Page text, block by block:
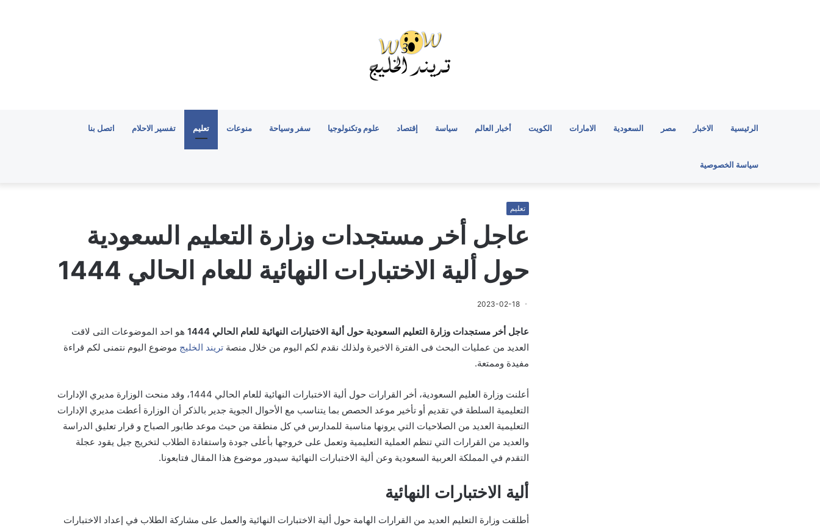
الرئيسية الاخبار مصر السعودية الامارات الكويت أخبار العالم سياسة إقتصاد علوم وتكنولوجيا سفر وسياحة منوعات تعليم تفسير الاحلام اتصل بنا
سياسة الخصوصية
تعليم
عاجل أخر مستجدات وزارة التعليم السعودية
حول ألية الاختبارات النهائية للعام الحالي 1444
2023-02-18
عاجل أخر مستجدات وزارة التعليم السعودية حول ألية الاختبارات النهائية للعام الحالي 1444
هو احد الموضوعات التى لاقت
العديد من عمليات البحث فى الفترة الاخيرة ولذلك نقدم لكم اليوم من خلال منصة تريند الخليج موضوع اليوم نتمنى لكم قراءة
مفيدة وممتعة.
أعلنت وزارة العليم السعودية، أخر القرارات حول ألية الاختبارات النهائية للعام الحالي 1444، وقد منحت الوزارة مديري الإدارات
التعليمية السلطة في تقديم أو تأخير موعد الحصص بما يتناسب مع الأحوال الجوية جدير بالذكر أن الوزارة أعطت مديري الإدارات
التعليمية العديد من الصلاحيات التي يرونها مناسبة للمدارس في كل منطقة من حيث موعد طابور الصباح و قرار تعليق الدراسة
والعديد من القرارات التي تنظم العملية التعليمية وتعمل على خروجها بأعلى جودة واستفادة الطلاب لتخريج جيل يقود عجلة
التقدم في المملكة العربية السعودية وعن ألية الاختبارات النهائية سيدور موضوع هذا المقال فتابعونا.
ألية الاختبارات النهائية
أطلقت وزارة التعليم العديد من القرارات الهامة حول ألية الاختبارات النهائية والعمل على مشاركة الطلاب في إعداد الاختبارات